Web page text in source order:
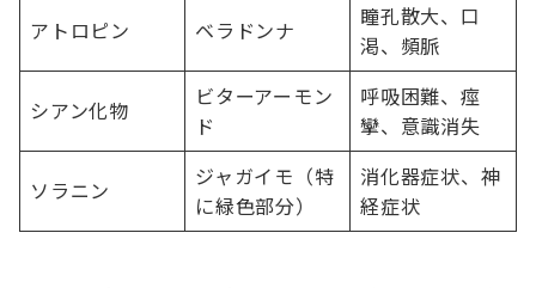
アトロピン ベラドンナ
瞳孔散大、口
渇、頻脈
シアン化物
ビターアーモン
ド
呼吸困難、痙
攣、意識消失
ソラニン
ジャガイモ（特
に緑色部分）
消化器症状、神
経症状